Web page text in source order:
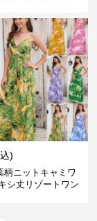
)
柄ニットキャミワ
シ丈リゾートワン